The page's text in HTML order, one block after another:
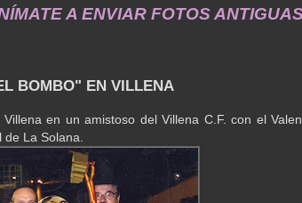
A ENVIAR FOTOS ANTIGUAS DE
BOMBO" EN VILLENA
en un amistoso del Villena C.F. con el
de La Solana.